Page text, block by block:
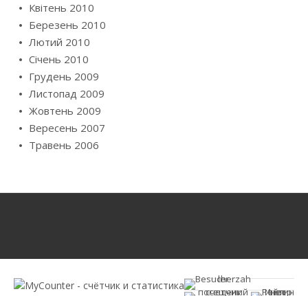
Квітень 2010
Березень 2010
Лютий 2010
Січень 2010
Грудень 2009
Листопад 2009
Жовтень 2009
Вересень 2007
Травень 2006